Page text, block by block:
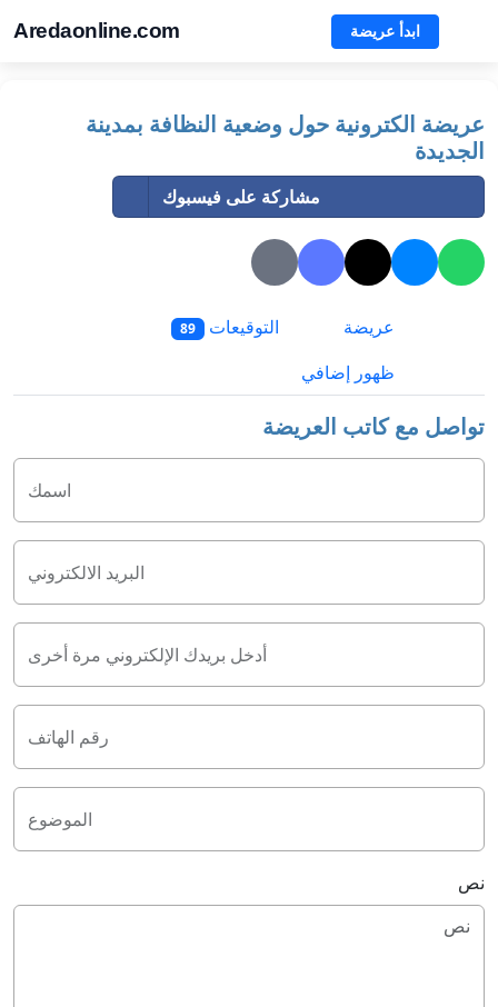
Aredaonline.com ابدأ عريضة
عريضة الكترونية حول وضعية النظافة بمدينة
الجديدة
مشاركة على فيسبوك
عريضة التوقيعات 89
ظهور إضافي
تواصل مع كاتب العريضة
اسمك
البريد الالكتروني
أدخل بريدك الإلكتروني مرة أخرى
رقم الهاتف
الموضوع
نص